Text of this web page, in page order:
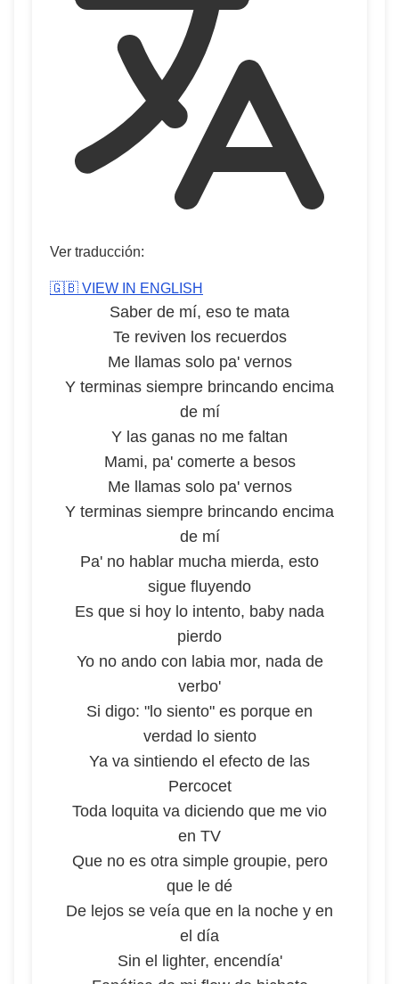
Ver traducción:
🇬🇧 VIEW IN ENGLISH
Saber de mí, eso te mata
Te reviven los recuerdos
Me llamas solo pa' vernos
Y terminas siempre brincando encima
de mí
Y las ganas no me faltan
Mami, pa' comerte a besos
Me llamas solo pa' vernos
Y terminas siempre brincando encima
de mí
Pa' no hablar mucha mierda, esto
sigue fluyendo
Es que si hoy lo intento, baby nada
pierdo
Yo no ando con labia mor, nada de
verbo'
Si digo: "lo siento" es porque en
verdad lo siento
Ya va sintiendo el efecto de las
Percocet
Toda loquita va diciendo que me vio
en TV
Que no es otra simple groupie, pero
que le dé
De lejos se veía que en la noche y en
el día
Sin el lighter, encendía'